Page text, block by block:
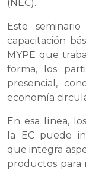
(NEC).
Este
capacitación
MYPE que
forma, los
presencial,
economía
En esa línea,
la EC puede
que integra
productos para